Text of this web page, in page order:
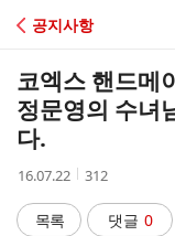
C
공지사항
코엑스 핸드메
정문영의 수녀
다.
작
시
간
16.07.22
조
수
312
목록 댓글 0